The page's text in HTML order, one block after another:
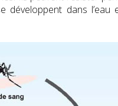
développent dans l’eau